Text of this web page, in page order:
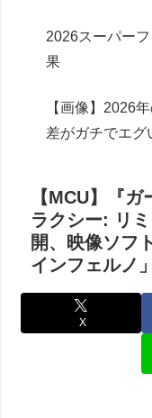
2026スーパー
果
【画像】2026
差がガチでエグ
【MCU】『
ラクシー: リ
開、映像ソフ
インフェルノ
X